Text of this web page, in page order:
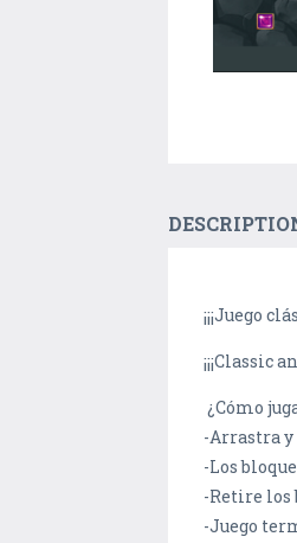
¡¡¡Juego
¿Cómo
-Arrastra y
-Los
-Retire los
-Juego